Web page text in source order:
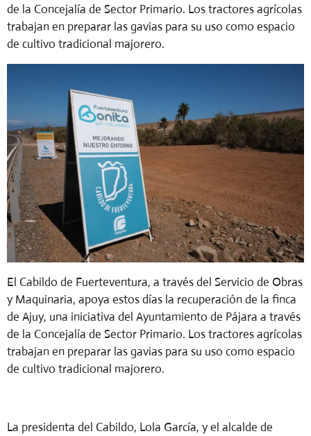
de la Concejalía de Sector Primario. Los tractores agrícolas
trabajan en preparar las gavias para su uso como espacio
de cultivo tradicional majorero.
El Cabildo de Fuerteventura, a través del Servicio de Obras
y Maquinaria, apoya estos días la recuperación de la finca
de Ajuy, una iniciativa del Ayuntamiento de Pájara a través
de la Concejalía de Sector Primario. Los tractores agrícolas
trabajan en preparar las gavias para su uso como espacio
de cultivo tradicional majorero.
La presidenta del Cabildo, Lola García, y el alcalde de